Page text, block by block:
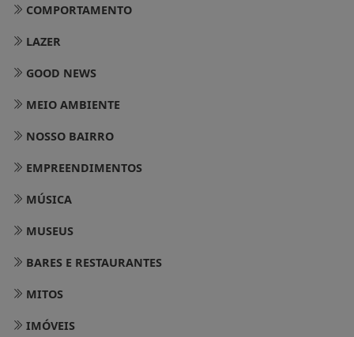
COMPORTAMENTO
LAZER
GOOD NEWS
MEIO AMBIENTE
NOSSO BAIRRO
EMPREENDIMENTOS
MÚSICA
MUSEUS
BARES E RESTAURANTES
MITOS
IMÓVEIS